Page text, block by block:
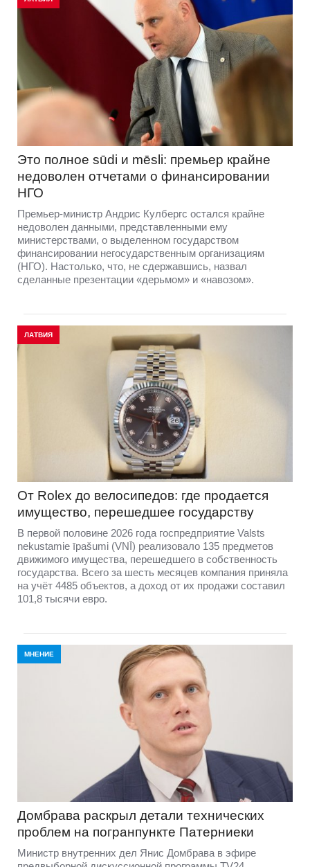
Это полное sūdi и mēsli: премьер крайне
недоволен отчетами о финансировании
НГО
Премьер-министр Андрис Кулбергс остался крайне
недоволен данными, представленными ему
министерствами, о выделенном государством
финансировании негосударственным организациям
(НГО). Настолько, что, не сдержавшись, назвал
сделанные презентации «дерьмом» и «навозом».
ЛАТВИЯ
От Rolex до велосипедов: где продается
имущество, перешедшее государству
В первой половине 2026 года госпредприятие Valsts
nekustamie īpašumi (VNĪ) реализовало 135 предметов
движимого имущества, перешедшего в собственность
государства. Всего за шесть месяцев компания приняла
на учёт 4485 объектов, а доход от их продажи составил
101,8 тысячи евро.
МНЕНИЕ
Домбравa раскрыл детали технических
проблем на погранпункте Патерниеки
Министр внутренних дел Янис Домбрава в эфире